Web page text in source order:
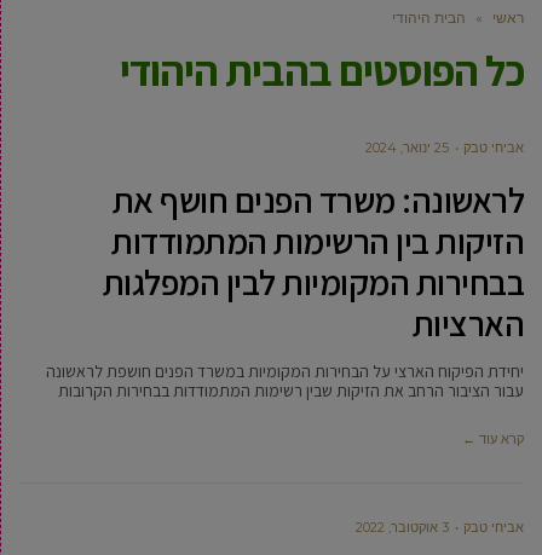
ראשי » הבית היהודי
כל הפוסטים בהבית היהודי
אביחי טבק 25 ינואר, 2024
לראשונה: משרד הפנים חושף את
הזיקות בין הרשימות המתמודדות
בבחירות המקומיות לבין המפלגות
הארציות
יחידת הפיקוח הארצי על הבחירות המקומיות במשרד הפנים חושפת לראשונה
עבור הציבור הרחב את הזיקות שבין רשימות המתמודדות בבחירות הקרובות
קרא עוד ←
אביחי טבק 3 אוקטובר, 2022